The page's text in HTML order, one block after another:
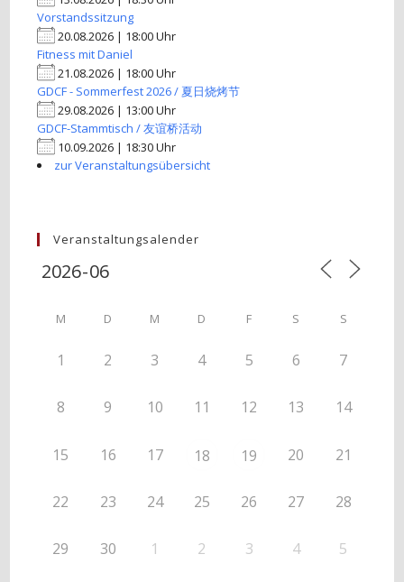
Vorstandssitzung
20.08.2026 | 18:00 Uhr
Fitness mit Daniel
21.08.2026 | 18:00 Uhr
GDCF - Sommerfest 2026 / 夏日烧烤节
29.08.2026 | 13:00 Uhr
GDCF-Stammtisch / 友谊桥活动
10.09.2026 | 18:30 Uhr
zur Veranstaltungsübersicht
Veranstaltungsalender
M D M D F S S
1 2 3 4 5 6 7
8 9 10 11 12 13 14
15 16 17 18 19 20 21
22 23 24 25 26 27 28
29 30 1 2 3 4 5